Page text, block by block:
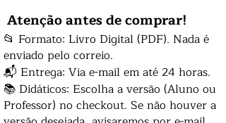
Atenção antes de comprar!
📂 Formato: Livro Digital (PDF). Nada é
enviado pelo correio.
📬 Entrega: Via e-mail em até 24 horas.
📚 Didáticos: Escolha a versão (Aluno ou
Professor) no checkout. Se não houver a